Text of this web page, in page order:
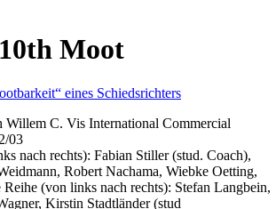
Moot
eines Schiedsrichters
nach rechts): Fabian Stiller (stud. Coach),
Robert Nachama, Wiebke Oetting,
(von links nach rechts): Stefan Langbein,
Kirstin Stadtländer (stud